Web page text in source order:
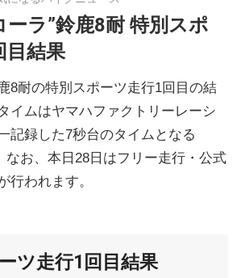
バ
イ
ク
ラ”鈴鹿8耐 特別スポ
目結果
8耐の特別スポーツ走行1回目の結
イムはヤマハファクトリーレーシ
記録した7秒台のタイムとなる
なお、本日28日はフリー走行・公式
行われます。
ツ走行1回目結果